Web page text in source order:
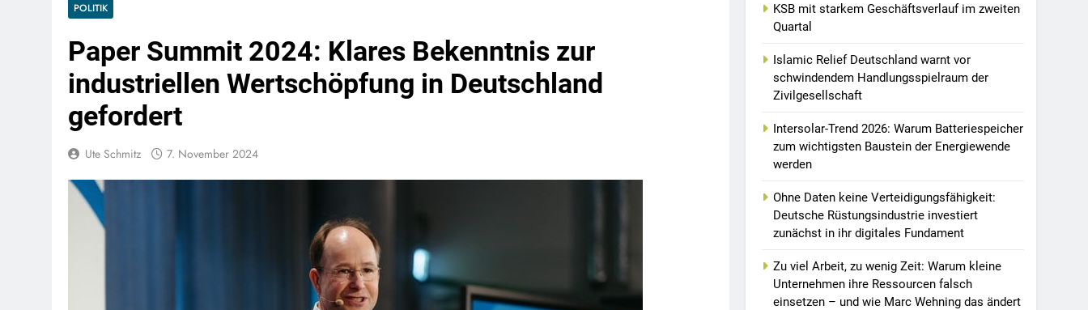
POLITIK
Paper Summit 2024: Klares Bekenntnis zur
industriellen Wertschöpfung in Deutschland
gefordert
Ute Schmitz 7. November 2024
KSB mit starkem Geschäftsverlauf im zweiten
Quartal
Islamic Relief Deutschland warnt vor
schwindendem Handlungsspielraum der
Zivilgesellschaft
Intersolar-Trend 2026: Warum Batteriespeicher
zum wichtigsten Baustein der Energiewende
werden
Ohne Daten keine Verteidigungsfähigkeit:
Deutsche Rüstungsindustrie investiert
zunächst in ihr digitales Fundament
Zu viel Arbeit, zu wenig Zeit: Warum kleine
Unternehmen ihre Ressourcen falsch
einsetzen – und wie Marc Wehning das ändert